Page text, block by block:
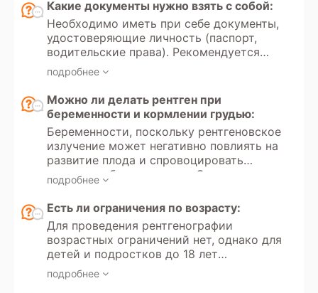
возможные артефакты, чтобы получить
наиболее точные результаты.
может привести к накоплению дозы, что
увеличивает вероятность развития рака
в будущем. Поэтому исследование
рекомендуется проводить не чаще
одного раза в 4 месяца.
Какие документы нужно взять с собой:
Необходимо иметь при себе документы,
удостоверяющие личность (паспорт,
водительские права). Рекомендуется
иметь направление от врача с указанием
цели обследования и минимальных
требований к протоколу (аналоговая или
цифровая рентгенография, необходимые
проекции). Для оценки динамики
состояния следует принести результаты
предыдущих обследований.
подробнее
Можно ли делать рентген при
беременности и кормлении грудью:
Беременности, поскольку рентгеновское
излучение может негативно повлиять на
развитие плода и спровоцировать
замершую беременность. Однако в
случае крайней необходимости и
отсутствия альтернативных методов
диагностики рентген может быть
проведен, но только при условии, что
потенциальная польза для матери
превышает риски для ребенка. В таких
случаях применяются минимальные
подробнее
Есть ли ограничения по возрасту:
Для проведения рентгенографии
возрастных ограничений нет, однако для
детей и подростков до 18 лет
существуют дополнительные меры
предосторожности. Рентген детям
подробнее